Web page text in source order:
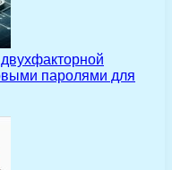
паролями для